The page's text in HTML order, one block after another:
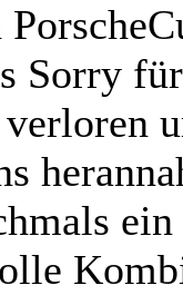
Sorry